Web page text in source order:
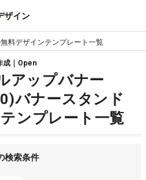
ザイン
料デザインテンプレート一覧
成｜Open
アップバナー
バナースタンド
ンプレート一覧
検索条件